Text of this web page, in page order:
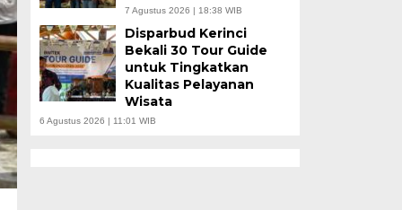
7 Agustus 2026 | 18:38 WIB
Disparbud Kerinci
Bekali 30 Tour Guide
untuk Tingkatkan
Kualitas Pelayanan
Wisata
6 Agustus 2026 | 11:01 WIB